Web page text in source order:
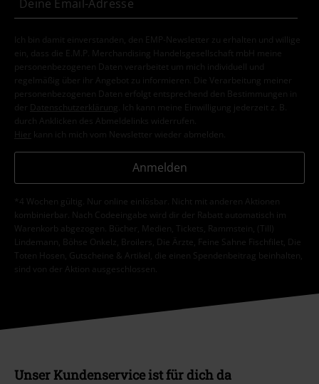
Ich bin damit einverstanden, den EMP-Newsletter zu erhalten und willige
ein, dass die E.M.P. Merchandising Handelsgesellschaft mbH meine
personenbezogenen Daten verarbeitet um mich individuell und
regelmäßig über ihr Angebot zu informieren. Die Verarbeitung meiner
personenbezogenen Daten erfolgt entsprechend den Bestimmungen in
der
Datenschutzerklärung
. Ich kann meine Einwilligung jederzeit z. B.
durch Anklicken des Abmeldelinks widerrufen.
Hier kann ich mich vom Newsletter wieder abmelden.
Anmelden
*4 Wochen gültig. Nur online einlösbar. Nicht mit anderen Aktionen
kombinierbar. Nach Codeeingabe wird dir der Rabatt automatisch im
Warenkorb abgezogen. Bücher, Medien, Tickets, Rammstein, (Till)
Lindemann, Böhse Onkelz, Broilers, Die Ärzte, Feine Sahne Fischfilet, Die
Toten Hosen, Gutscheine & Artikel, die einen Spendenbeitrag beinhalten,
sind von der Aktion ausgeschlossen.
Unser Kundenservice ist für dich da